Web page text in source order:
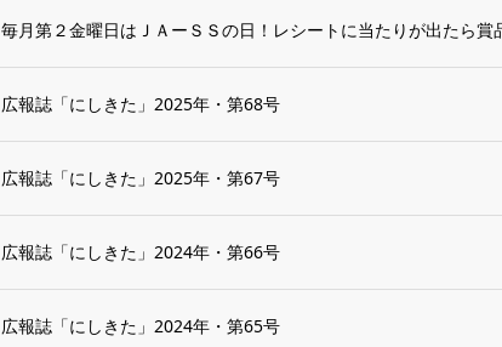
毎月第２金曜日はＪＡーＳＳの日！レシートに当たりが出たら賞
広報誌「にしきた」2025年・第68号
広報誌「にしきた」2025年・第67号
広報誌「にしきた」2024年・第66号
広報誌「にしきた」2024年・第65号